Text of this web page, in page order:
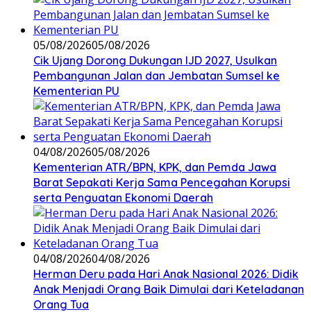
05/08/202605/08/2026
Cik Ujang Dorong Dukungan IJD 2027, Usulkan
Pembangunan Jalan dan Jembatan Sumsel ke
Kementerian PU
04/08/202605/08/2026
Kementerian ATR/BPN, KPK, dan Pemda Jawa
Barat Sepakati Kerja Sama Pencegahan Korupsi
serta Penguatan Ekonomi Daerah
04/08/202604/08/2026
Herman Deru pada Hari Anak Nasional 2026: Didik
Anak Menjadi Orang Baik Dimulai dari Keteladanan
Orang Tua